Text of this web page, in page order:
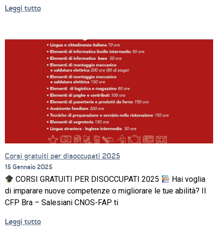
Leggi tutto
Corsi gratuiti per disoccupati 2025
15 Gennaio 2025
CORSI GRATUITI PER DISOCCUPATI 2025
Hai voglia
di imparare nuove competenze o migliorare le tue abilità? Il
CFP Bra – Salesiani CNOS-FAP ti
Leggi tutto